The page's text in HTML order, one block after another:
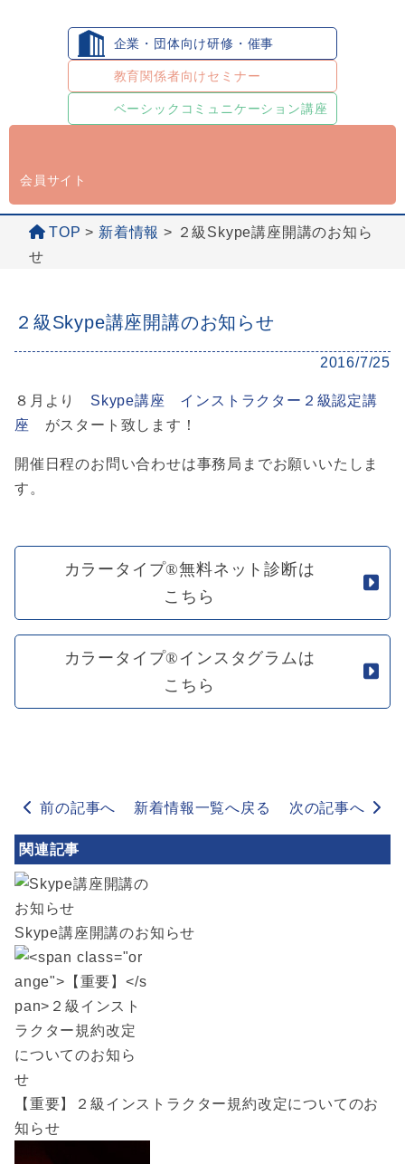
企業・団体向け研修・催事
教育関係者向けセミナー
ベーシックコミュニケーション講座
会員サイト
TOP > 新着情報 > ２級Skype講座開講のお知ら
せ
２級Skype講座開講のお知らせ
2016/7/25
８月より Skype講座 インストラクター２級認定講
座
がスタート致します！
開催日程のお問い合わせは事務局までお願いいたしま
す。
カラータイプ®無料ネット診断は
こちら
カラータイプ®インスタグラムは
こちら
前の記事へ 新着情報一覧へ戻る 次の記事へ
関連記事
Skype講座開講のお知らせ
【重要】
２級インストラクター規約改定についてのお
知らせ